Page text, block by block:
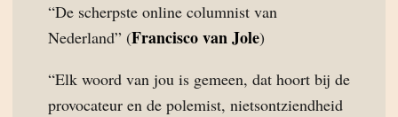
“De scherpste online columnist van
Nederland” (Francisco van Jole)
“Elk woord van jou is gemeen, dat hoort bij de
provocateur en de polemist, nietsontziendheid